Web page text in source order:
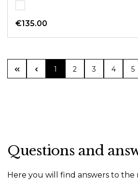
€135.00
Page
1 Page
2 Page
3 Page
4 5
Questions and
Here you will find answers to